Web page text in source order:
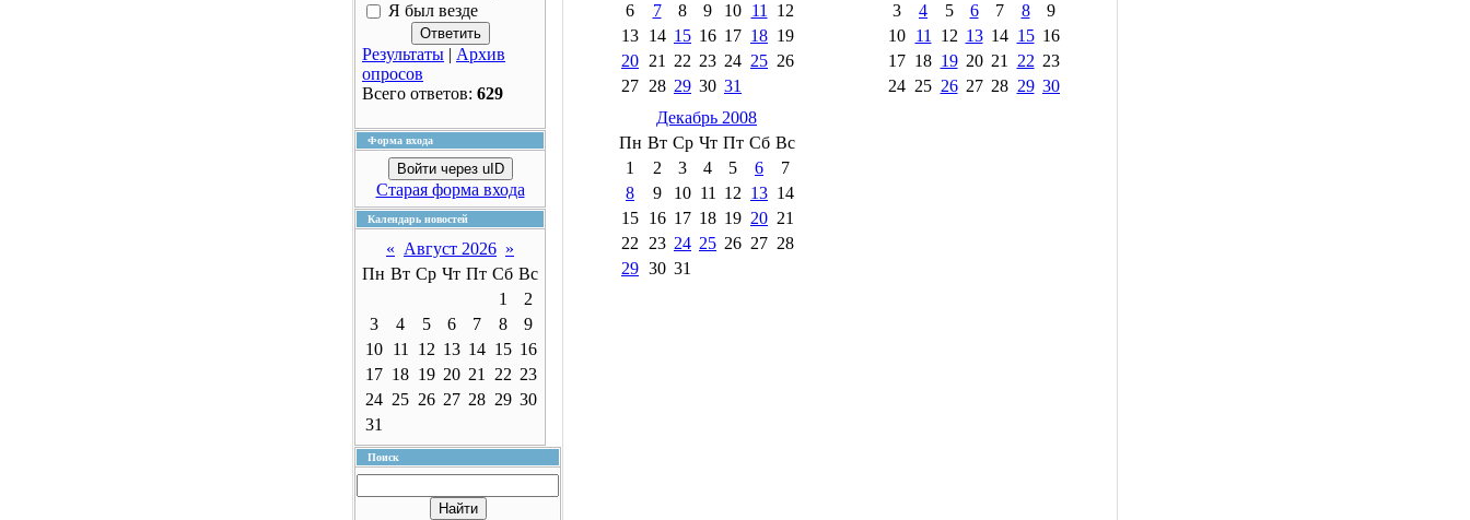
Я был везде
Результаты | Архив
опросов
Всего ответов: 629
Форма входа
Войти через uID
Старая форма входа
Календарь новостей
« Август 2026 »
Пн Вт Ср Чт Пт Сб Вс
1
2
3
4 5 6 7 8
9
10
11 12 13 14 15 16
17 18 19 20 21 22 23
24 25 26 27 28 29 30
31
Поиск
6
7 8 9 10 11
12
13 14 15 16 17 18 19
20 21 22 23 24 25 26
27 28 29 30 31
3
4 5 6 7 8
9
10
11 12 13 14 15 16
17 18 19 20 21 22 23
24 25 26 27 28 29 30
Декабрь 2008
Пн Вт Ср Чт Пт Сб Вс
1
2 3 4 5 6
7
8
9 10 11 12 13 14
15 16 17 18 19 20 21
22
23 24 25 26 27 28
29 30 31